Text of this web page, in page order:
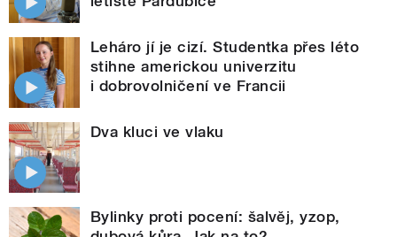
Leháro jí je cizí. Studentka přes léto
stihne americkou univerzitu
i dobrovolničení ve Francii
Dva kluci ve vlaku
Bylinky proti pocení: šalvěj, yzop,